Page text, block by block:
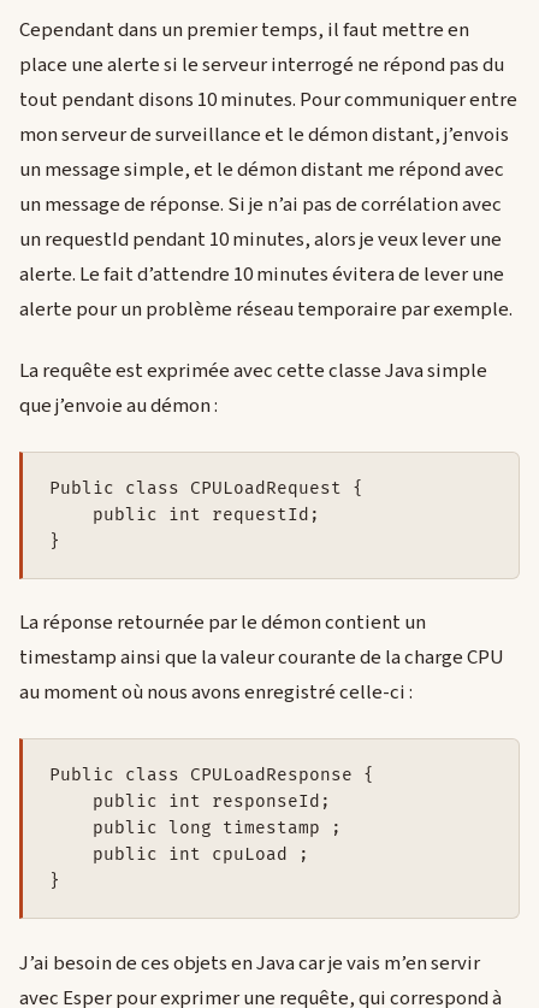
Cependant dans un premier temps, il faut mettre en
place une alerte si le serveur interrogé ne répond pas du
tout pendant disons 10 minutes. Pour communiquer entre
mon serveur de surveillance et le démon distant, j’envois
un message simple, et le démon distant me répond avec
un message de réponse. Si je n’ai pas de corrélation avec
un requestId pendant 10 minutes, alors je veux lever une
alerte. Le fait d’attendre 10 minutes évitera de lever une
alerte pour un problème réseau temporaire par exemple.
La requête est exprimée avec cette classe Java simple
que j’envoie au démon :
Public class CPULoadRequest {
    public int requestId;
La réponse retournée par le démon contient un
timestamp ainsi que la valeur courante de la charge CPU
au moment où nous avons enregistré celle-ci :
Public class CPULoadResponse {
    public int responseId;
    public long timestamp ;
    public int cpuLoad ;
J’ai besoin de ces objets en Java car je vais m’en servir
avec Esper pour exprimer une requête, qui correspond à